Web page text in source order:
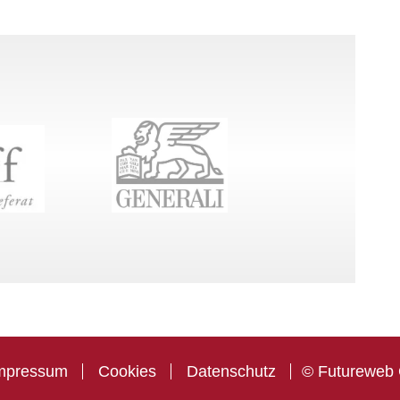
Cookies Datenschutz © Futureweb